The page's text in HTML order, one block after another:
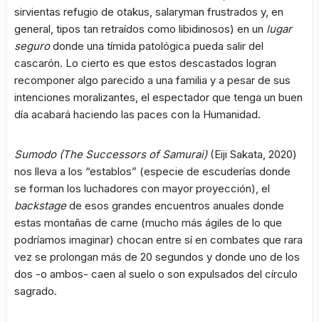
sirvientas refugio de otakus, salaryman frustrados y, en
general, tipos tan retraídos como libidinosos) en un lugar
segurodonde una tímida patológica pueda salir del
cascarón. Lo cierto es que estos descastados logran
recomponer algo parecido a una familia y a pesar de sus
intenciones moralizantes, el espectador que tenga un buen
día acabará haciendo las paces con la Humanidad.
Sumodo (The Successors of Samurai)(Eiji Sakata, 2020)
nos lleva a los “establos” (especie de escuderías donde
se forman los luchadores con mayor proyección), el
backstagede esos grandes encuentros anuales donde
estas montañas de carne (mucho más ágiles de lo que
podríamos imaginar) chocan entre sí en combates que rara
vez se prolongan más de 20 segundos y donde uno de los
dos -o ambos- caen al suelo o son expulsados del círculo
sagrado.